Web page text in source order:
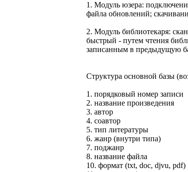
1. Модуль юзера:
файла обновлений;
2. Модуль библиотекаря:
быстрый - путем чтения
записанным в предыдущую
Структура основной базы
1. порядковый номер записи
2. название произведения
3. автор
4. соавтор
5. тип литературы
6. жанр (внутри типа)
7. поджанр
8. название файла
10. формат (txt, doc, djvu, pdf)